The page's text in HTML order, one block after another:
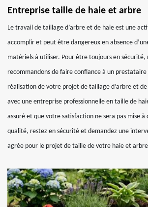
Entreprise taille de haie et arbre
Le travail de taillage d’arbre et de haie est une
accomplir et peut être dangereux en absence
matériels à utiliser. Pour être toujours en sécurité,
recommandons de faire confiance à un
réalisation de votre projet de taillage d’arbre et
avec une entreprise professionnelle en taille de
assuré et que votre satisfaction ne sera pas mise à
qualité, restez en sécurité et demandez une
agrée pour le projet de taille de votre haie et